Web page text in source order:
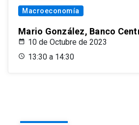
Macroeconomía
Mario González, Banco
10 de Octubre de 2023
13:30 a 14:30